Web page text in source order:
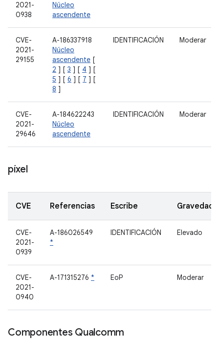
2021-
0938
Núcleo
ascendente
CVE-
2021-
29155
A-186337918
Núcleo
ascendente [
2 ] [ 3 ] [ 4 ] [
5 ] [ 6 ] [ 7 ] [
8 ]
IDENTIFICACIÓN Moderar
CVE-
2021-
29646
A-184622243
Núcleo
ascendente
IDENTIFICACIÓN Moderar
píxel
CVE Referencias Escribe Gravedad
CVE-
2021-
0939
A-186026549
*
IDENTIFICACIÓN Elevado
CVE-
2021-
0940
A-171315276 * EoP Moderar
Componentes Qualcomm